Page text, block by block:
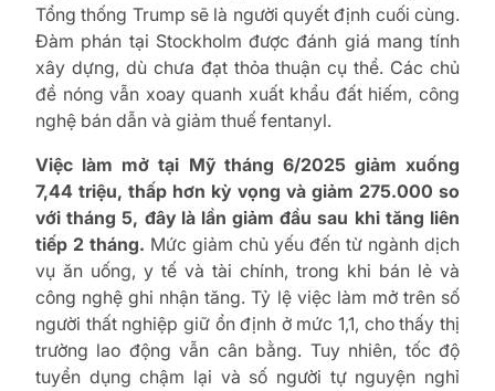
Tổng thống Trump sẽ là người quyết định cuối cùng.
Đàm phán tại Stockholm được đánh giá mang tính
xây dựng, dù chưa đạt thỏa thuận cụ thể. Các chủ
đề nóng vẫn xoay quanh xuất khẩu đất hiếm, công
nghệ bán dẫn và giảm thuế fentanyl.
Việc làm mở tại Mỹ tháng 6/2025 giảm xuống
7,44 triệu, thấp hơn kỳ vọng và giảm 275.000 so
với tháng 5, đây là lần giảm đầu sau khi tăng liên
tiếp 2 tháng. Mức giảm chủ yếu đến từ ngành dịch
vụ ăn uống, y tế và tài chính, trong khi bán lẻ và
công nghệ ghi nhận tăng. Tỷ lệ việc làm mở trên số
người thất nghiệp giữ ổn định ở mức 1,1, cho thấy thị
trường lao động vẫn cân bằng. Tuy nhiên, tốc độ
tuyển dụng chậm lại và số người tự nguyện nghỉ